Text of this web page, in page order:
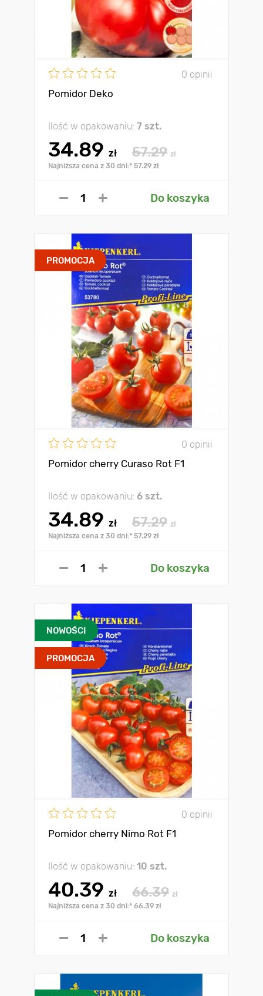
0 opinii
Pomidor Deko
Ilość w opakowaniu: 7 szt.
34.89 zł 57.29 zł
Najniższa cena z 30 dni:* 57.29 zł
Do koszyka
PROMOCJA
0 opinii
Pomidor cherry Curaso Rot F1
Ilość w opakowaniu: 6 szt.
34.89 zł 57.29 zł
Najniższa cena z 30 dni:* 57.29 zł
Do koszyka
NOWOŚCI
PROMOCJA
0 opinii
Pomidor cherry Nimo Rot F1
Ilość w opakowaniu: 10 szt.
40.39 zł 66.39 zł
Najniższa cena z 30 dni:* 66.39 zł
Do koszyka